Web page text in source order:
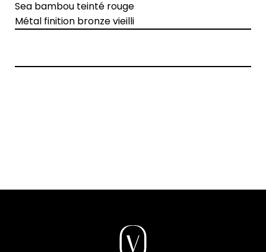
Sea bambou teinté rouge
Métal finition bronze vieilli